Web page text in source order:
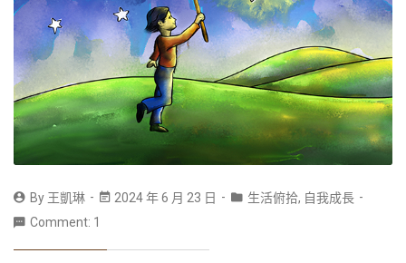
By 王凱琳 2024 年 6 月 23 日 生活俯拾, 自我成長
Comment: 1